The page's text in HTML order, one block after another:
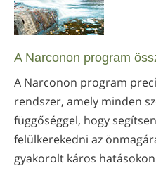
A Narconon program
A Narconon program
rendszer, amely minden
függőséggel, hogy
felülkerekedni az
gyakorolt káros